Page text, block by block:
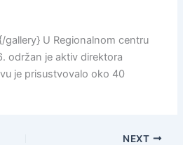
gallery} U Regionalnom centru
održan je aktiv direktora
je prisustvovalo oko 40
NEXT